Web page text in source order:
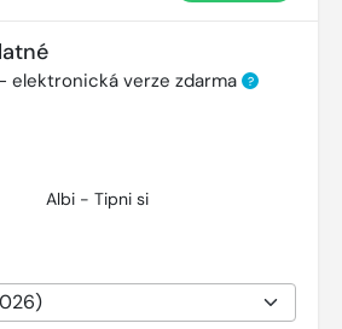
elektronická verze zdarma ?
Albi - Tipni si